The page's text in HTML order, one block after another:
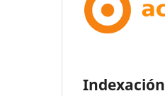
Indexación